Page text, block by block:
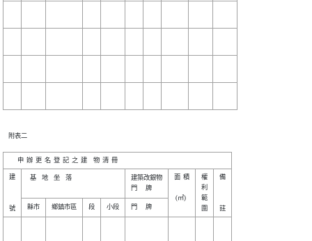
    附表二
建
建築改銀物
面  積
權
利
範
備